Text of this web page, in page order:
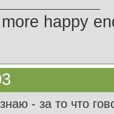
happy
- за то что